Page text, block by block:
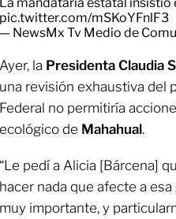
pic.twitter.com/mSKoYFnlF3
— NewsMx Tv Medio de
Ayer, la Presidenta Claudia
una revisión exhaustiva del
Federal no permitiría
ecológico de Mahahual.
“Le pedí a Alicia [Bárcena]
hacer nada que afecte a
muy importante, y